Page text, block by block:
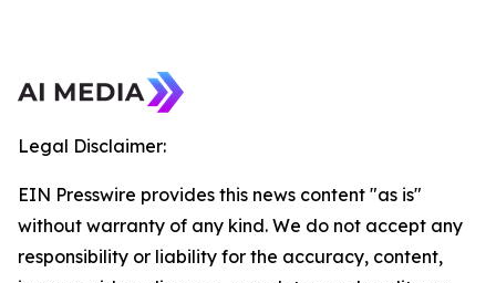
Legal Disclaimer:
EIN Presswire provides this news content "as is"
without warranty of any kind. We do not accept any
responsibility or liability for the accuracy, content,